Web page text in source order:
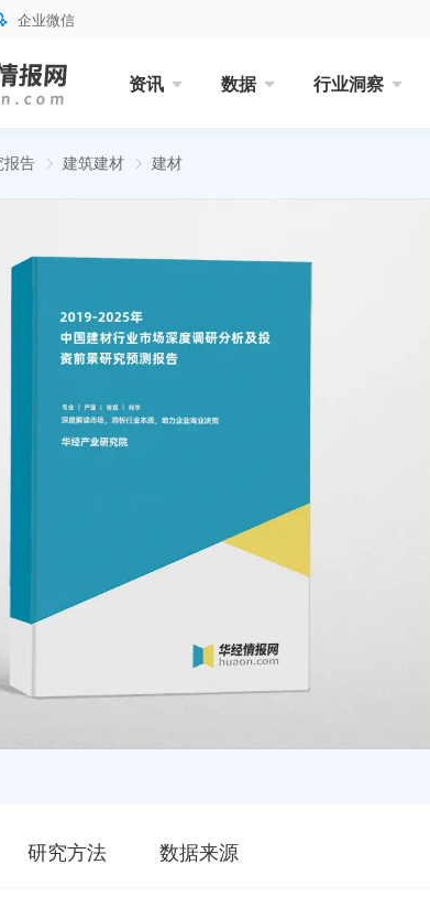
企业微信
资讯 数据 行业洞察
报告 建筑建材 建材
研究方法 数据来源